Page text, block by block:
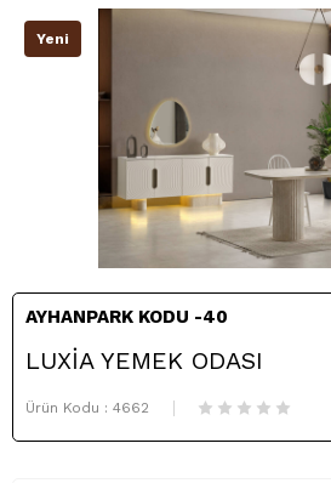
Yeni
AYHANPARK KODU -40
LUXİA YEMEK ODASI
Ürün Kodu : 4662